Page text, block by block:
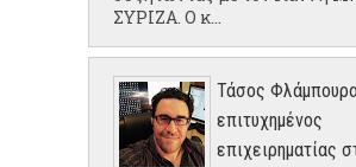
ΣΥΡΙΖΑ. Ο κ...
Τάσος
επιτυχημένος
επιχειρηματίας